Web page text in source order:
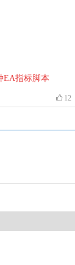
EA指标脚本
12